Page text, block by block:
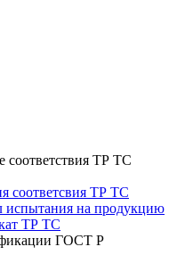
соответствия ТР ТС
соответсвия ТР ТС
испытания на продукцию
ТР ТС
ГОСТ Р